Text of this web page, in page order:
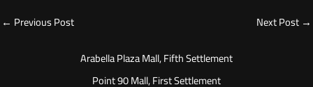
← Previous Post Next Post →
Arabella Plaza Mall, Fifth Settlement
Point 90 Mall, First Settlement